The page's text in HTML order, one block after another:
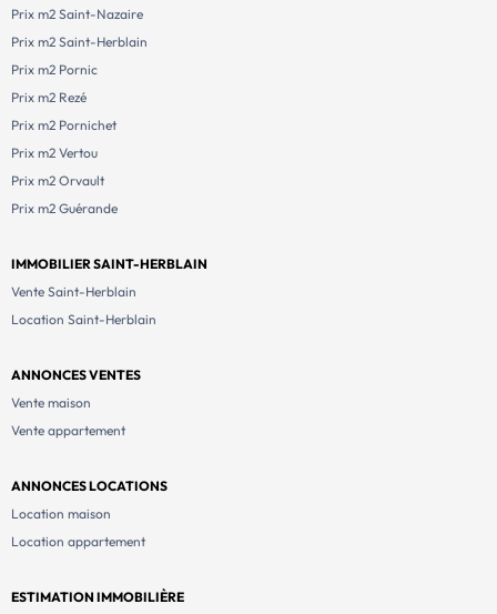
Prix m2 Saint-Nazaire
Prix m2 Saint-Herblain
Prix m2 Pornic
Prix m2 Rezé
Prix m2 Pornichet
Prix m2 Vertou
Prix m2 Orvault
Prix m2 Guérande
IMMOBILIER SAINT-HERBLAIN
Vente Saint-Herblain
Location Saint-Herblain
ANNONCES VENTES
Vente maison
Vente appartement
ANNONCES LOCATIONS
Location maison
Location appartement
ESTIMATION IMMOBILIÈRE